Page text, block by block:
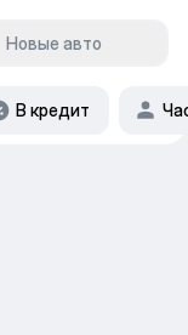
Новые авто
В кредит